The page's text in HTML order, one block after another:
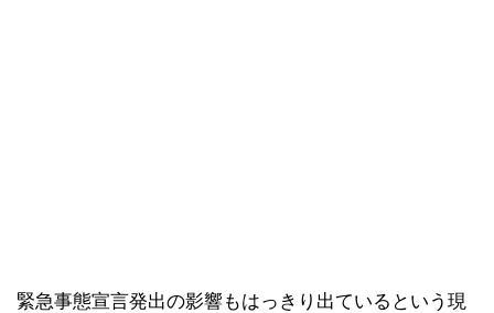
緊急事態宣言発出の影響もはっきり出ているという現